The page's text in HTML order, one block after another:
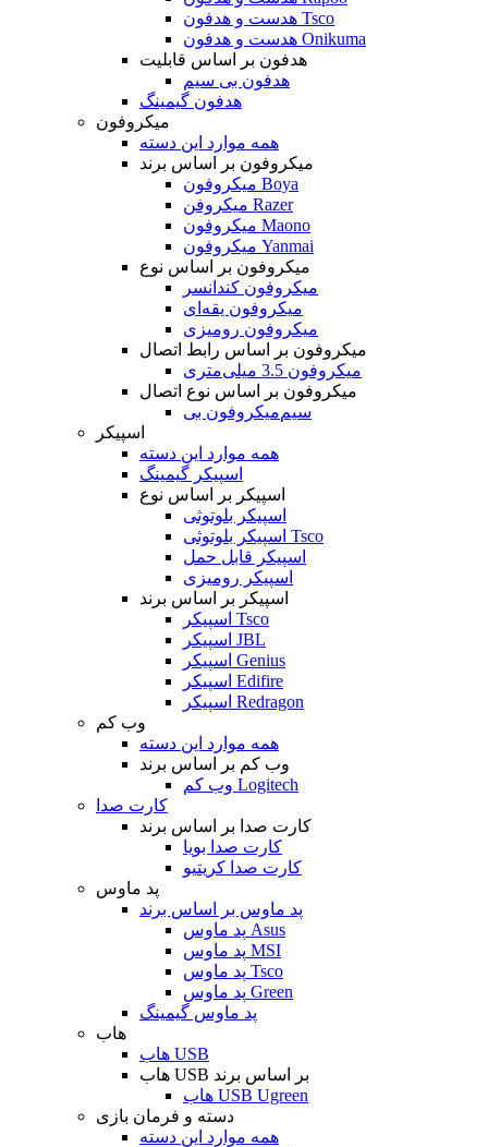
هدست و هدفون Tsco
هدست و هدفون Onikuma
هدفون بر اساس قابلیت
هدفون بی سیم
هدفون گیمینگ
میکروفون
همه موارد این دسته
میکروفون بر اساس برند
میکروفون Boya
میکروفن Razer
میکروفون Maono
میکروفون Yanmai
میکروفون بر اساس نوع
میکروفون کندانسر
میکروفون یقه‌ای
میکروفون رومیزی
میکروفون بر اساس رابط اتصال
میکروفون 3.5 میلی‌متری
میکروفون بر اساس نوع اتصال
میکروفون بی‌‎سیم
اسپیکر
همه موارد این دسته
اسپیکر گیمینگ
اسپیکر بر اساس نوع
اسپیکر بلوتوثی
اسپیکر بلوتوثی Tsco
اسپیکر قابل حمل
اسپیکر رومیزی
اسپیکر بر اساس برند
اسپیکر Tsco
اسپیکر JBL
اسپیکر Genius
اسپیکر Edifire
اسپیکر Redragon
وب کم
همه موارد این دسته
وب کم بر اساس برند
وب کم Logitech
کارت صدا
کارت صدا بر اساس برند
کارت صدا بویا
کارت صدا کریتیو
پد ماوس
پد ماوس بر اساس برند
پد ماوس Asus
پد ماوس MSI
پد ماوس Tsco
پد ماوس Green
پد ماوس گیمینگ
هاب
هاب USB
هاب USB بر اساس برند
هاب USB Ugreen
دسته و فرمان بازی
همه موارد این دسته